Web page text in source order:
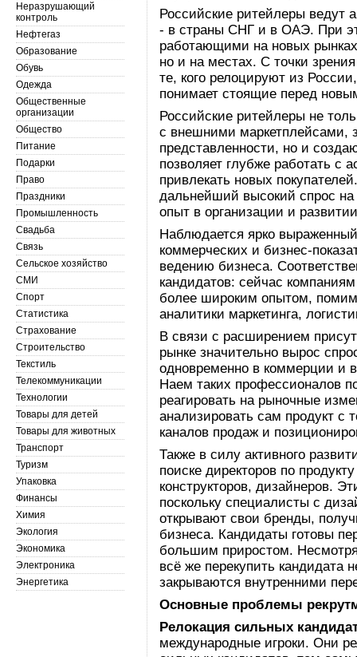
Российские ритейлеры ведут
- в страны СНГ и в ОАЭ. При
работающими на новых
но и на местах. С точки
те, кого релоцируют из
понимает стоящие перед
Российские ритейлеры не
с внешними маркетплейсами,
представленности, но и
позволяет глубже работать
привлекать новых
дальнейший высокий спрос
опыт в организации и
Наблюдается ярко
коммерческих и бизнес-
ведению бизнеса.
кандидатов: сейчас
более широким опытом,
аналитики маркетинга,
В связи с расширением
рынке значительно вырос
одновременно в коммерции и
Наем таких профессионалов
реагировать на рыночные
анализировать сам продукт с
каналов продаж и
Также в силу активного
поиске директоров по
конструкторов, дизайнеров.
поскольку специалисты с
открывают свои бренды,
бизнеса. Кандидаты готовы
большим приростом.
всё же перекупить кандидата
закрываются внутренними
Основные проблемы
Релокация сильных
международные игроки. Они
Неразрушающий
контроль
Нефтегаз
Образование
Обувь
Одежда
Общественные
организации
Общество
Питание
Подарки
Право
Праздники
Промышленность
Свадьба
Связь
Сельское хозяйство
СМИ
Спорт
Статистика
Страхование
Строительство
Текстиль
Телекоммуникации
Технологии
Товары для детей
Товары для животных
Транспорт
Туризм
Упаковка
Финансы
Химия
Экология
Экономика
Электроника
Энергетика